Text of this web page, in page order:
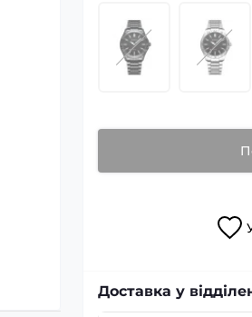
Доставка у